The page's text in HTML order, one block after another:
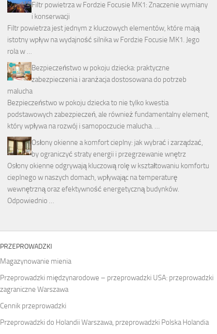
Filtr powietrza w Fordzie Focusie MK1: Znaczenie wymiany
i konserwacji
Filtr powietrza jest jednym z kluczowych elementów, które mają
istotny wpływ na wydajność silnika w Fordzie Focusie MK1. Jego
rola w …
Bezpieczeństwo w pokoju dziecka: praktyczne
zabezpieczenia i aranżacja dostosowana do potrzeb
malucha
Bezpieczeństwo w pokoju dziecka to nie tylko kwestia
podstawowych zabezpieczeń, ale również fundamentalny element,
który wpływa na rozwój i samopoczucie malucha. …
Osłony okienne a komfort cieplny: jak wybrać i zarządzać,
by ograniczyć straty energii i przegrzewanie wnętrz
Osłony okienne odgrywają kluczową rolę w kształtowaniu komfortu
cieplnego w naszych domach, wpływając na temperaturę
wewnętrzną oraz efektywność energetyczną budynków.
Odpowiednio …
PRZEPROWADZKI
Magazynowanie mienia
Przeprowadzki międzynarodowe – przeprowadzki USA: przeprowadzki
zagraniczne Warszawa
Cennik przeprowadzki
Przeprowadzki do Holandii Warszawa, przeprowadzki Polska Holandia